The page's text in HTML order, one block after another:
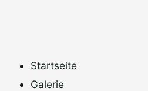
Startseite
Galerie